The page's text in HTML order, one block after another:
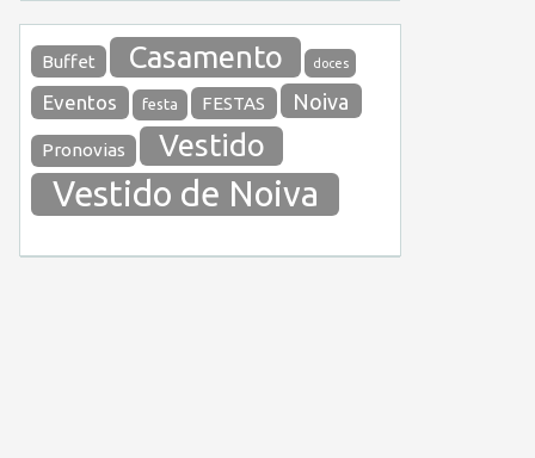
Buffet Casamento doces
Eventos festa FESTAS Noiva
Pronovias Vestido
Vestido de Noiva